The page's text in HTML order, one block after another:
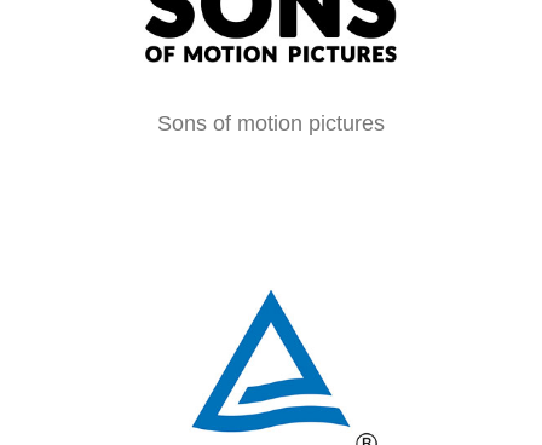
Sons of motion pictures